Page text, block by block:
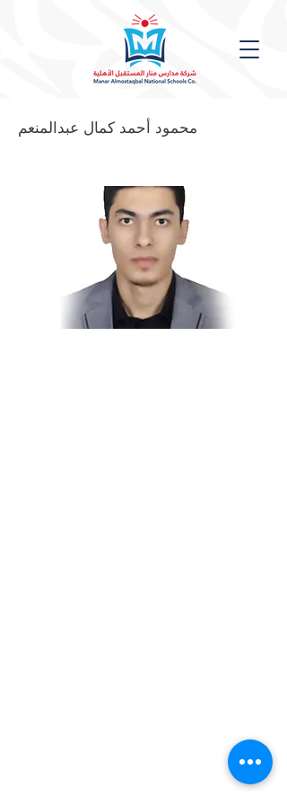
محمود أحمد كمال عبدالمنعم